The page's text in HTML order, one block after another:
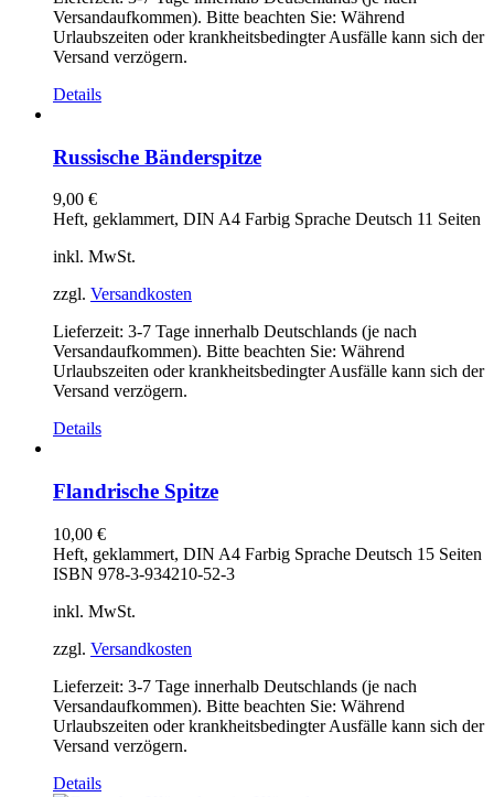
Versandaufkommen). Bitte beachten Sie: Während
Urlaubszeiten oder krankheitsbedingter Ausfälle kann sich der
Versand verzögern.
Details
Russische Bänderspitze
9,00 €
Heft, geklammert, DIN A4 Farbig Sprache Deutsch 11 Seiten
inkl. MwSt.
zzgl. Versandkosten
Lieferzeit: 3-7 Tage innerhalb Deutschlands (je nach
Versandaufkommen). Bitte beachten Sie: Während
Urlaubszeiten oder krankheitsbedingter Ausfälle kann sich der
Versand verzögern.
Details
Flandrische Spitze
10,00 €
Heft, geklammert, DIN A4 Farbig Sprache Deutsch 15 Seiten
ISBN 978-3-934210-52-3
inkl. MwSt.
zzgl. Versandkosten
Lieferzeit: 3-7 Tage innerhalb Deutschlands (je nach
Versandaufkommen). Bitte beachten Sie: Während
Urlaubszeiten oder krankheitsbedingter Ausfälle kann sich der
Versand verzögern.
Details